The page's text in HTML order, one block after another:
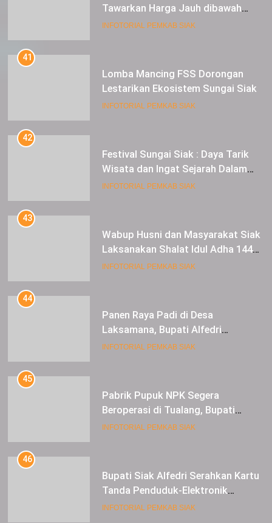
Tawarkan Harga Jauh dibawah
Pasar Tradisional
INFOTORIAL PEMKAB SIAK
41
Lomba Mancing FSS Dorongan
Lestarikan Ekosistem Sungai Siak
INFOTORIAL PEMKAB SIAK
42
Festival Sungai Siak : Daya Tarik
Wisata dan Ingat Sejarah Dalam
Lestarikan Peradaban
INFOTORIAL PEMKAB SIAK
43
Wabup Husni dan Masyarakat Siak
Laksanakan Shalat Idul Adha 1445
Hijriah di Lapangan Tugu Siak
INFOTORIAL PEMKAB SIAK
44
Panen Raya Padi di Desa
Laksamana, Bupati Alfedri
Serahkan 16 Unit Mesin Pompa Air
INFOTORIAL PEMKAB SIAK
45
Pabrik Pupuk NPK Segera
Beroperasi di Tualang, Bupati
Alfedri Investasi ini Tingkatkan
INFOTORIAL PEMKAB SIAK
46
Bupati Siak Alfedri Serahkan Kartu
Tanda Penduduk-Elektronik
Kepada Pelajar SMK 1 Koto Gasib
INFOTORIAL PEMKAB SIAK